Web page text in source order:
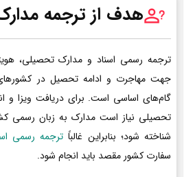
هدف از ترجمه
ترجمه رسمی اسناد و مدارک تحصیلی،
جهت مهاجرت و ادامه تحصیل در
گام‌های اساسی است. برای دریافت ویزا و
تحصیلی نیاز است مدارک به زبان رسمی
شناخته شود؛ بنابراین غالباً ترجمه رسمی
سفارت کشور مقصد باید انجام شود.